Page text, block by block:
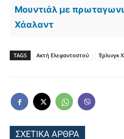
Μουντιάλ με
Χάαλαντ
TAGS Ακτή Ελεφαντοστού Έρλινγκ
ΣΧΕΤΙΚΑ ΑΡΘΡΑ